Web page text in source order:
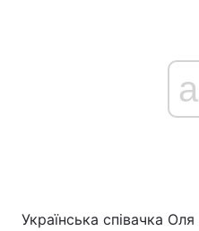
Українська співачка